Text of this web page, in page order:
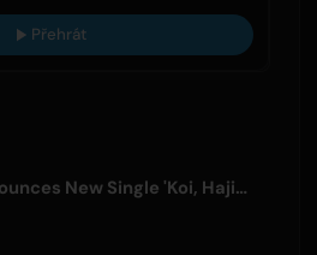
Přehrát
=LOVE Announces New Single 'Koi, Hajimemashita.' and Tokyo Dome Concerts